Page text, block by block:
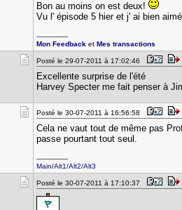
Bon au moins on est deux!
Vu l' épisode 5 hier et j' ai bien
---------------
Mon Feedback etMes transactions
Posté le 29-07-2011 à 17:02:46
Excellente surprise de l'été
Harvey Specter me fait penser à
Posté le 30-07-2011 à 16:56:58
Cela ne vaut tout de même pas
passe pourtant tout seul.
---------------
Main/Alt1/Alt2/Alt3
Posté le 30-07-2011 à 17:10:37